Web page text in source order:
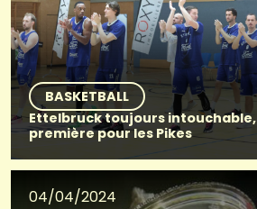
BASKETBALL
Ettelbruck toujours intouchable,
première pour les Pikes
04/04/2024